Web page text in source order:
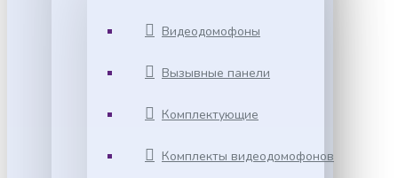
Видеодомофоны
Вызывные панели
Комплектующие
Комплекты видеодомофонов